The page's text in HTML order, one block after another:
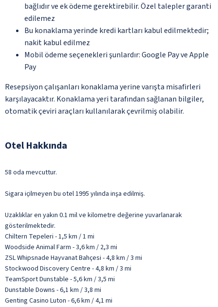
bağlıdır ve ek ödeme gerektirebilir. Özel talepler garanti
edilemez
Bu konaklama yerinde kredi kartları kabul edilmektedir;
nakit kabul edilmez
Mobil ödeme seçenekleri şunlardır: Google Pay ve Apple
Pay
Resepsiyon çalışanları konaklama yerine varışta misafirleri
karşılayacaktır. Konaklama yeri tarafından sağlanan bilgiler,
otomatik çeviri araçları kullanılarak çevrilmiş olabilir.
Otel Hakkında
58 oda mevcuttur.
Sigara içilmeyen bu otel 1995 yılında inşa edilmiş.
Uzaklıklar en yakın 0.1 mil ve kilometre değerine yuvarlanarak
gösterilmektedir.
Chiltern Tepeleri - 1,5 km / 1 mi
Woodside Animal Farm - 3,6 km / 2,3 mi
ZSL Whipsnade Hayvanat Bahçesi - 4,8 km / 3 mi
Stockwood Discovery Centre - 4,8 km / 3 mi
TeamSport Dunstable - 5,6 km / 3,5 mi
Dunstable Downs - 6,1 km / 3,8 mi
Genting Casino Luton - 6,6 km / 4,1 mi